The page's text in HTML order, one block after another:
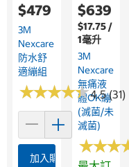
$479
3M
Nexcare
防水舒
適繃組
★★★★★
★★★★★4.5 (31)
加入購物車
$639
$17.75 /
1毫升
3M
Nexcare
無痛液
體OK繃
(滅菌/未
滅菌)
★★★
★★★